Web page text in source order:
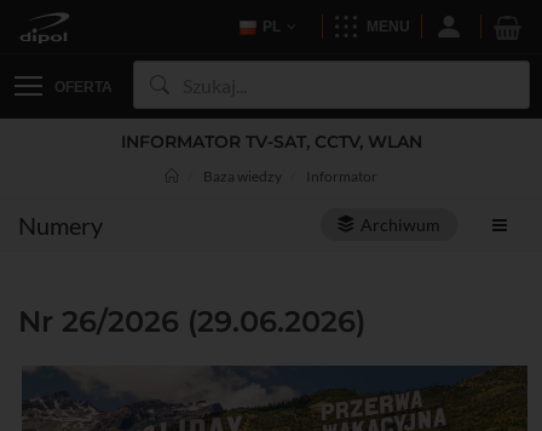
PL MENU
OFERTA
INFORMATOR TV-SAT, CCTV, WLAN
Baza wiedzy Informator
Numery Archiwum
Nr 26/2026 (29.06.2026)